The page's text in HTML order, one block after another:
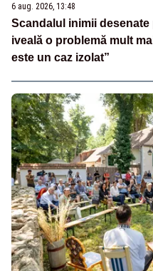
6 aug. 2026, 13:48
Scandalul inimii
iveală o problemă mult
este un caz izolat”